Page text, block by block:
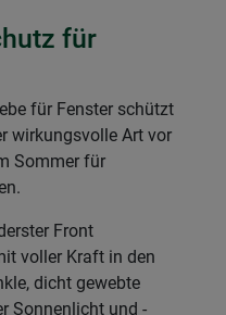
für
für Fenster schützt
wirkungsvolle Art vor
Sommer für
Front
voller Kraft in den
dicht gewebte
Sonnenlicht und -